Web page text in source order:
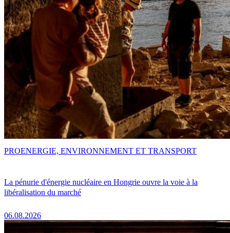
La pénurie d'énergie nucléaire en Hongrie ouvre la voie à la
libéralisation du marché
06.08.2026
PROENERGIE, ENVIRONNEMENT ET TRANSPORT